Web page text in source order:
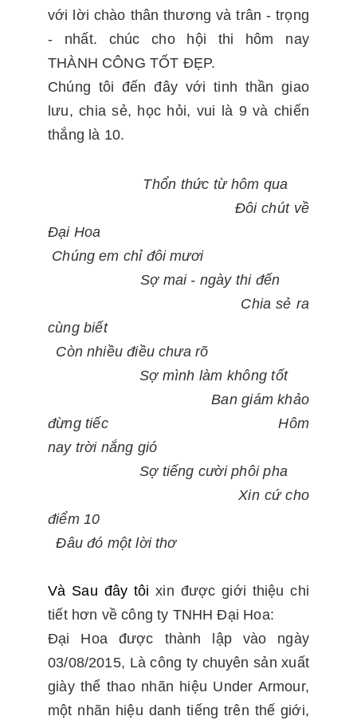
với lời chào thân thương và trân - trọng
- nhất. chúc cho hội thi hôm nay
THÀNH CÔNG TỐT ĐẸP.
Chúng tôi đến đây với tinh thần giao
lưu, chia sẻ, học hỏi, vui là 9 và chiến
thắng là 10.
Thổn thức từ hôm qua
Đôi chút về
Đại Hoa
Chúng em chỉ đôi mươi
Sợ mai - ngày thi đến
Chia sẻ ra
cùng biết
Còn nhiều điều chưa rõ
Sợ mình làm không tốt
Ban giám khảo
đừng tiếc Hôm
nay trời nắng gió
Sợ tiếng cười phôi pha
Xin cứ cho
điểm 10
Đâu đó một lời thơ
Và Sau đây tôixin được giới thiệu chi
tiết hơn về công ty TNHH Đại Hoa:
Đại Hoa được thành lập vào ngày
03/08/2015, Là công ty chuyên sản xuất
giày thể thao nhãn hiệu Under Armour,
một nhãn hiệu danh tiếng trên thế giới,